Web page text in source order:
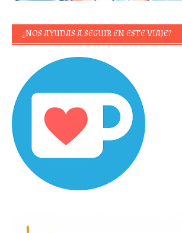
¿NOS AYUDAS A SEGUIR EN ESTE VIAJE?